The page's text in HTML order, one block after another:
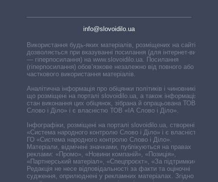
info@slovoidilo.ua
Використання будь-яких матеріалів, розміщених на сайті,
дозволяється при вказуванні посилання (для інтернет-видань
— гіперпосилання) на www.slovoidilo.ua. Посилання
(гіперпосилання) обов’язкове незалежно від повного або
часткового використання матеріалів.
Аналітична інформація про обіцянки політиків і чиновників,
що розміщені на порталі slovoidilo.ua, а також інформація про
стан виконання цих обіцянок, зібрана й опрацьована ТОВ «ІА
Слово і Діло» і є власністю ТОВ «ІА Слово і Діло».
Інфографіки, розміщені на порталі slovoidilo.ua, створені ГО
«Система народного контролю Слово і Діло» і є власністю
ГО «Система народного контролю Слово і Діло».
Матеріали, відмічені значками, публікуються на правах
реклами: «Промо», «Новини компаній», «Позиція»,
«Партнерський матеріал», «Спецпроєкт», «За підтримки».
Редакція не несе відповідальності за факти та оціночні
судження, оприлюднені у рекламних матеріалах. Згідно з